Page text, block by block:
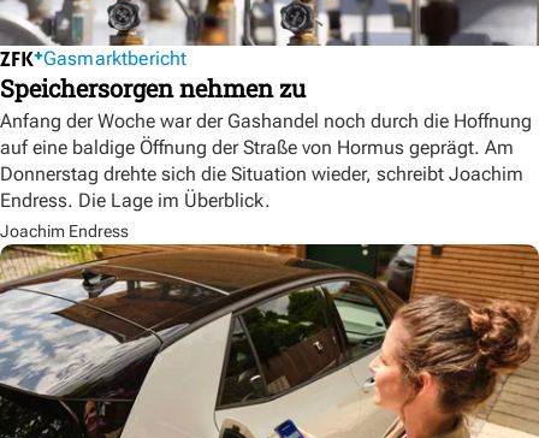
Gasmarktbericht
Speichersorgen nehmen zu
Anfang der Woche war der Gashandel noch durch die Hoffnung
auf eine baldige Öffnung der Straße von Hormus geprägt. Am
Donnerstag drehte sich die Situation wieder, schreibt Joachim
Endress. Die Lage im Überblick.
Joachim Endress